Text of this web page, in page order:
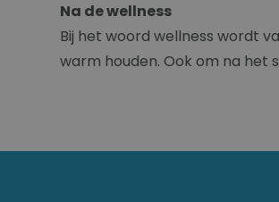
Na de wellness
Bij het woord wellness wordt
warm houden. Ook om na het